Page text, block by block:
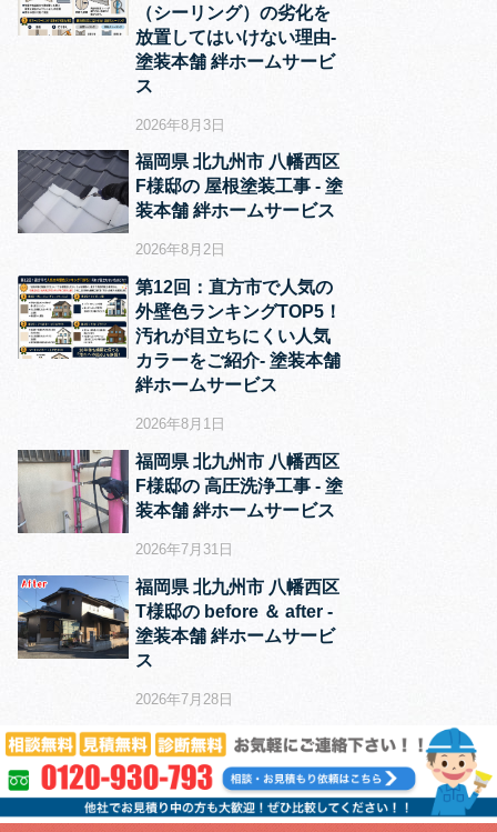
（シーリング）の劣化を
放置してはいけない理由‐
塗装本舗 絆ホームサービ
ス
2026年8月3日
福岡県 北九州市 八幡西区
F様邸の 屋根塗装工事 ‐ 塗
装本舗 絆ホームサービス
2026年8月2日
第12回：直方市で人気の
外壁色ランキングTOP5！
汚れが目立ちにくい人気
カラーをご紹介‐ 塗装本舗
絆ホームサービス
2026年8月1日
福岡県 北九州市 八幡西区
F様邸の 高圧洗浄工事 ‐ 塗
装本舗 絆ホームサービス
2026年7月31日
福岡県 北九州市 八幡西区
T様邸の before ＆ after ‐
塗装本舗 絆ホームサービ
ス
2026年7月28日